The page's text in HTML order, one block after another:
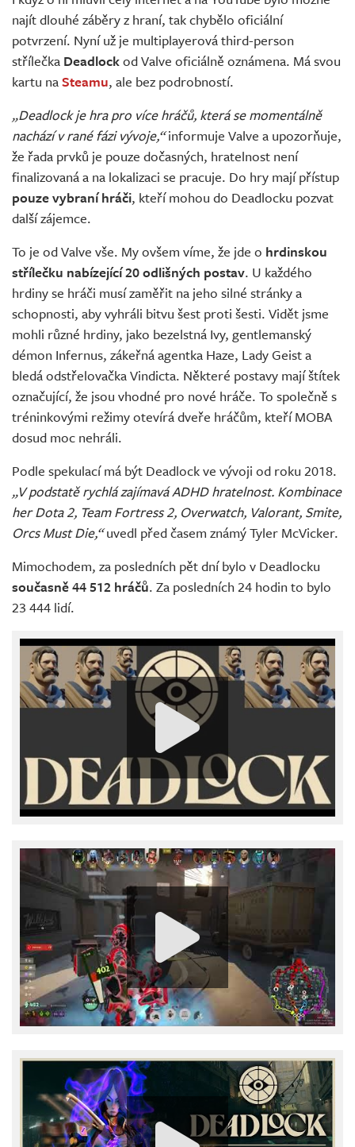
Živě
najít dlouhé záběry z hraní, tak chybělo oficiální
potvrzení. Nyní už je multiplayerová third-person
střílečka Deadlockod Valve oficiálně oznámena. Má svou
kartu naSteamu, ale bez podrobností.
„Deadlock je hra pro více hráčů, která se momentálně
nachází v rané fázi vývoje,“informuje Valve a upozorňuje,
že řada prvků je pouze dočasných, hratelnost není
finalizovaná a na lokalizaci se pracuje. Do hry mají přístup
pouze vybraní hráči, kteří mohou do Deadlocku pozvat
další zájemce.
To je od Valve vše. My ovšem víme, že jde o hrdinskou
střílečku nabízející 20 odlišných postav. U každého
hrdiny se hráči musí zaměřit na jeho silné stránky a
schopnosti, aby vyhráli bitvu šest proti šesti. Vidět jsme
mohli různé hrdiny, jako bezelstná Ivy, gentlemanský
démon Infernus, zákeřná agentka Haze, Lady Geist a
bledá odstřelovačka Vindicta. Některé postavy mají štítek
označující, že jsou vhodné pro nové hráče. To společně s
tréninkovými režimy otevírá dveře hráčům, kteří MOBA
dosud moc nehráli.
Podle spekulací má být Deadlock ve vývoji od roku 2018.
„V podstatě rychlá zajímavá ADHD hratelnost. Kombinace
her Dota 2, Team Fortress 2, Overwatch, Valorant, Smite,
Orcs Must Die,“uvedl před časem známý Tyler McVicker.
Mimochodem, za posledních pět dní bylo v Deadlocku
současně 44 512 hráčů. Za posledních 24 hodin to bylo
23 444 lidí.